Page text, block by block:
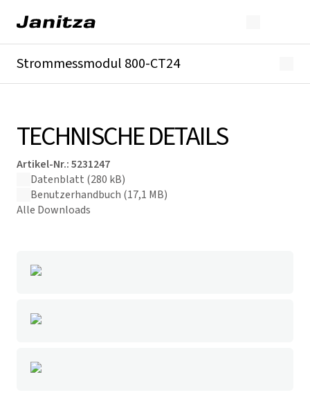
Strommessmodul 800-CT24
TECHNISCHE DETAILS
Artikel-Nr.:5231247
Datenblatt (280 kB)
Benutzerhandbuch (17,1 MB)
Alle Downloads